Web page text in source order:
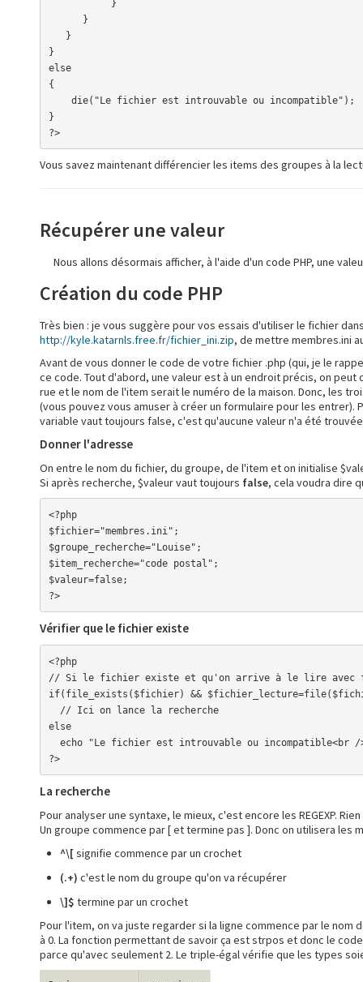
}
else
{
}
?>
Vous savez maintenant différencier les items des groupes à la
Récupérer une valeur
Nous allons désormais afficher, à l'aide d'un code PHP, une
Création du code PHP
Très bien : je vous suggère pour vos essais d'utiliser le fichier
http://kyle.katarnls.free.fr/fichier_ini.zip, de mettre membres.ini
Avant de vous donner le code de votre fichier .php (qui, je le
ce code. Tout d'abord, une valeur est à un endroit précis, on
rue et le nom de l'item serait le numéro de la maison. Donc, les
(vous pouvez vous amuser à créer un formulaire pour les entrer).
variable vaut toujours false, c'est qu'aucune valeur n'a été
Donner l'adresse
On entre le nom du fichier, du groupe, de l'item et on initialise
Si après recherche, $valeur vaut toujours false, cela voudra dire
<?php
$fichier="membres.ini";
$groupe_recherche="Louise";
$item_recherche="code postal";
$valeur=false;
?>
Vérifier que le fichier existe
<?php
// Si le fichier existe et qu'on arrive à le lire
if(file_exists($fichier) &&
else
?>
La recherche
Pour analyser une syntaxe, le mieux, c'est encore les REGEXP.
Un groupe commence par [ et termine pas ]. Donc on utilisera les
^\[signifie commence par un crochet
(.+) c'est le nom du groupe qu'on va récupérer
\]$ termine par un crochet
Pour l'item, on va juste regarder si la ligne commence par le
à 0. La fonction permettant de savoir ça est strpos et donc le
parce qu'avec seulement 2. Le triple-égal vérifie que les types